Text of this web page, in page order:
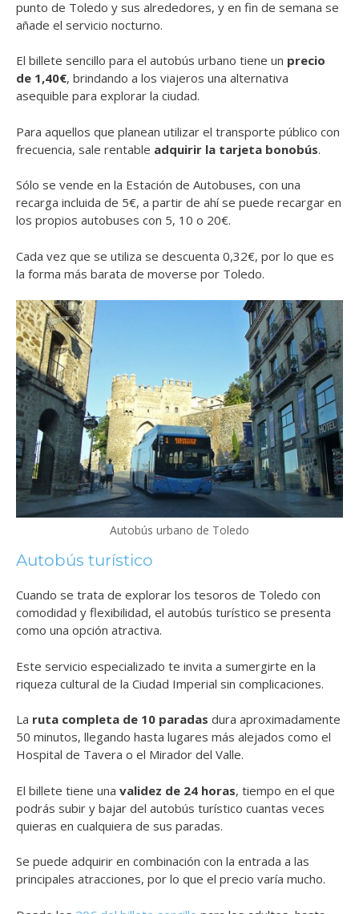
punto de Toledo y sus alrededores, y en fin de semana se
añade el servicio nocturno.
El billete sencillo para el autobús urbano tiene un precio
de 1,40€, brindando a los viajeros una alternativa
asequible para explorar la ciudad.
Para aquellos que planean utilizar el transporte público con
frecuencia, sale rentable adquirir la tarjeta bonobús.
Sólo se vende en la Estación de Autobuses, con una
recarga incluida de 5€, a partir de ahí se puede recargar en
los propios autobuses con 5, 10 o 20€.
Cada vez que se utiliza se descuenta 0,32€, por lo que es
la forma más barata de moverse por Toledo.
Autobús urbano de Toledo
Autobús turístico
Cuando se trata de explorar los tesoros de Toledo con
comodidad y flexibilidad, el autobús turístico se presenta
como una opción atractiva.
Este servicio especializado te invita a sumergirte en la
riqueza cultural de la Ciudad Imperial sin complicaciones.
La ruta completa de 10 paradas dura aproximadamente
50 minutos, llegando hasta lugares más alejados como el
Hospital de Tavera o el Mirador del Valle.
El billete tiene una validez de 24 horas, tiempo en el que
podrás subir y bajar del autobús turístico cuantas veces
quieras en cualquiera de sus paradas.
Se puede adquirir en combinación con la entrada a las
principales atracciones, por lo que el precio varía mucho.